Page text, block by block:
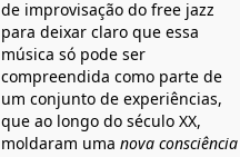
de improvisação do free jazz
para deixar claro que essa
música só pode ser
compreendida como parte de
um conjunto de experiências,
que ao longo do século XX,
moldaram uma nova consciência